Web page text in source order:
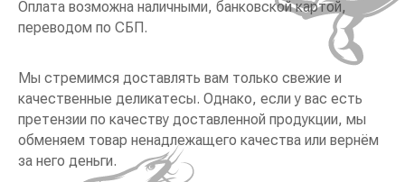
Оплата возможна наличными, банковской картой,
переводом по СБП.
Мы стремимся доставлять вам только свежие и
качественные деликатесы. Однако, если у вас есть
претензии по качеству доставленной продукции, мы
обменяем товар ненадлежащего качества или вернём
за него деньги.